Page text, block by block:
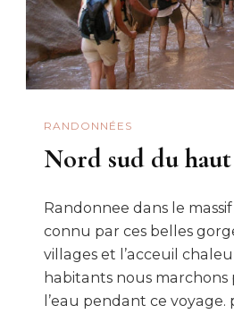
RANDONNÉES
Nord sud du
Randonnee dans le
connu par ces belles
villages et l’acceuil
habitants nous marchons
l’eau pendant ce voyage.